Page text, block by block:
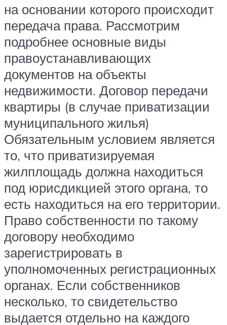
на основании которого происходит
передача права. Рассмотрим
подробнее основные виды
правоустанавливающих
документов на объекты
недвижимости. Договор передачи
квартиры (в случае приватизации
муниципального жилья)
Обязательным условием является
то, что приватизируемая
жилплощадь должна находиться
под юрисдикцией этого органа, то
есть находиться на его территории.
Право собственности по такому
договору необходимо
зарегистрировать в
уполномоченных регистрационных
органах. Если собственников
несколько, то свидетельство
выдается отдельно на каждого